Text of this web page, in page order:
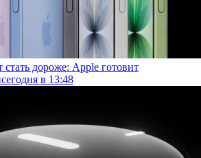
стать дороже: Apple готовит
сегодня в 13:48